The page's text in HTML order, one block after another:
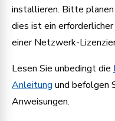
installieren. Bitte
dies ist ein
einer Netzwerk-
Lesen Sie unbedingt die
Anleitung und befolgen
Anweisungen.